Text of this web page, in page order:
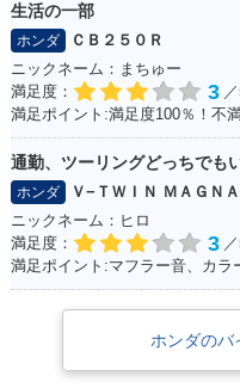
生活の一部
ホンダ
ＣＢ２５０Ｒ
ニックネーム：まちゅー
満足度：
3
満足ポイント:満足度100％！不
通勤、ツーリングどっちでも
ホンダ
Ｖ−ＴＷＩＮ ＭＡＧＮＡ
ニックネーム：ヒロ
満足度：
3
ホンダのバ